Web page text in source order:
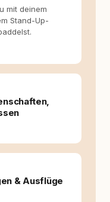
Wer seinen
Entscheidungen –
beiden guttut.
mit deinem
Stand-Up-
& Ausflüge